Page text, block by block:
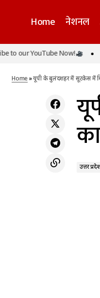
Home नेशनल
पूर्व मुख्यमंत्री भूपेश बघेल के बेटे
YouTube Now!
Home»यूपी के बुलंदशहर में सूटकेस में
उत्तर